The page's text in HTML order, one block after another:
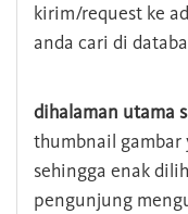
kirim/request ke
anda cari di
dihalaman utama
thumbnail gambar
sehingga enak
pengunjung